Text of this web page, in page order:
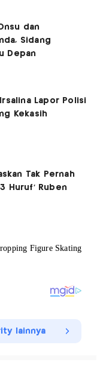
dan
Sidang
Depan
Lapor Polisi
Kekasih
Tak Pernah
Huruf' Ruben
lainnya